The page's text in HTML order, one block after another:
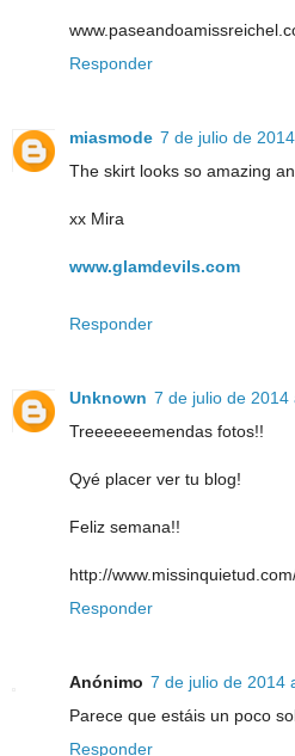
Responder
miasmode 7 de julio de
The skirt looks so amazing
xx Mira
www.glamdevils.com
Responder
Unknown 7 de julio de 2014
Treeeeeeemendas fotos!!
Qyé placer ver tu blog!
Feliz semana!!
http://
Responder
Anónimo 7 de julio de 2014
Parece que estáis un poco
Responder